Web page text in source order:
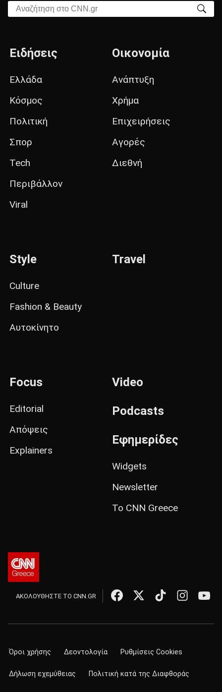
Αναζήτηση στο CNN.gr
Ειδήσεις
Ελλάδα
Κόσμος
Πολιτική
Σπορ
Tech
Περιβάλλον
Viral
Οικονομία
Ανάπτυξη
Χρήμα
Επιχειρήσεις
Αγορές
Διεθνή
Style
Culture
Fashion & Beauty
Αυτοκίνητο
Travel
Focus
Editorial
Απόψεις
Explainers
Video
Podcasts
Εφημερίδες
Widgets
Newsletter
Το CNN Greece
ΑΚΟΛΟΥΘΗΣΤΕ ΤΟ CNN.GR
Όροι χρήσης Δεοντολογία Ρυθμίσεις Cookies
Δήλωση εχεμύθειας Πολιτική κατά της Διαφθοράς